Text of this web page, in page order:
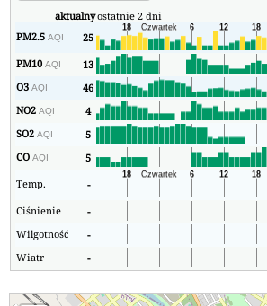
aktualnyostatnie 2 dni
PM2.5AQI 25
PM10AQI 13
O3AQI 46
NO2AQI 4
SO2AQI 5
COAQI 5
Temp.
-
Ciśnienie
-
Wilgotność
-
Wiatr
-